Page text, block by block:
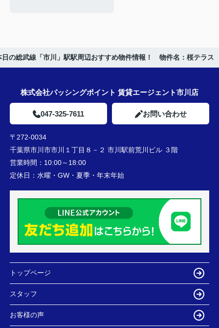
日の総武線「市川」駅駅周辺おすすめ物件情報！ 物件名：桜テラス
株式会社パッシングポイント 賃貸エージェント市川店
047-325-7611 お問い合わせ
〒272-0034
千葉県市川市市川１丁目８－２ 市川駅前荒川ビル ３階
営業時間： 10:00～18:00
定休日： 水曜・GW・夏季・年末年始
トップページ
スタッフ
お客様の声